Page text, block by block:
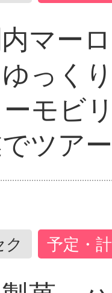
マー
っく
ーモ
ツアー
予定・